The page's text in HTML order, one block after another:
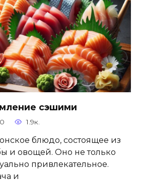
сэшими
1.9к.
блюдо, состоящее из
и овощей. Оно не только
привлекательное.
и